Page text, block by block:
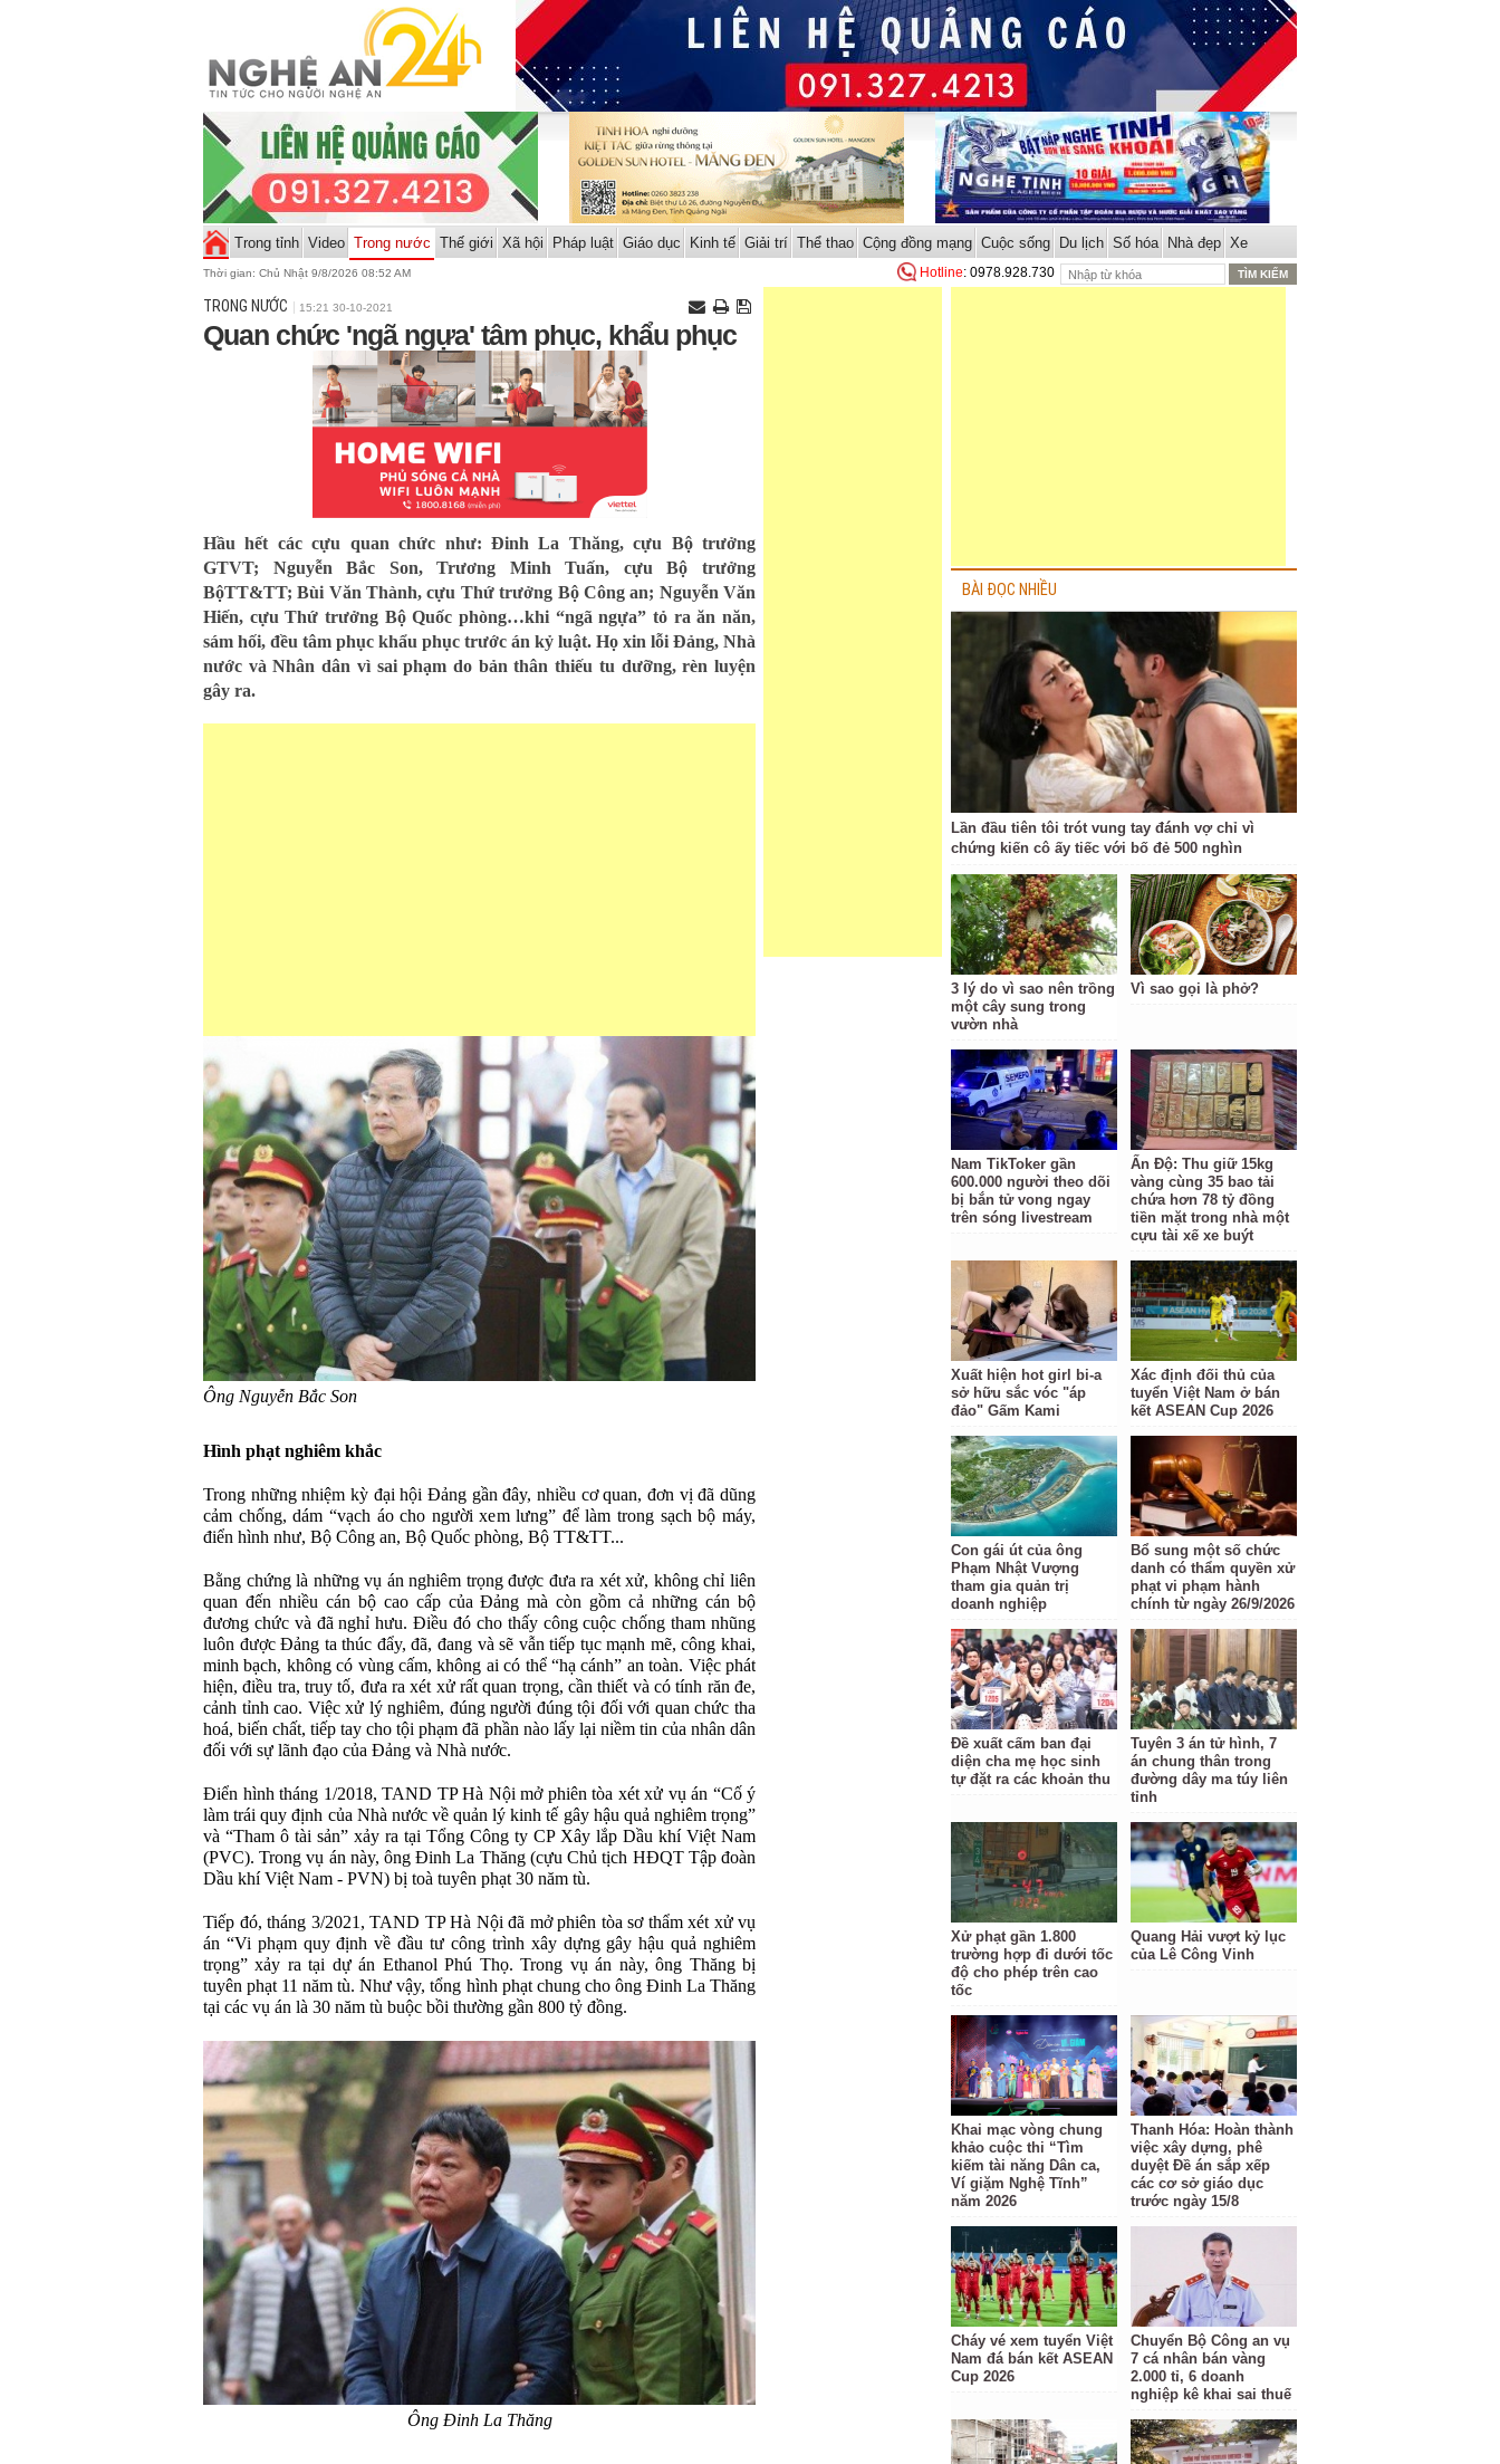
Trong tỉnh Video Trong nước Thế giới Xã hội Pháp luật Giáo dục Kinh tế Giải trí Thể thao Cộng đồng mạng Cuộc sống Du lịch Số hóa Nhà đẹp Xe
Thời gian: Chủ Nhật 9/8/2026 08:52 AM Hotline: 0978.928.730
TRONG NƯỚC 15:21 30-10-2021
Quan chức 'ngã ngựa' tâm phục, khẩu phục
Hầu hết các cựu quan chức như: Đinh La Thăng, cựu Bộ trưởng
GTVT; Nguyễn Bắc Son, Trương Minh Tuấn, cựu Bộ trưởng
BộTT&TT; Bùi Văn Thành, cựu Thứ trưởng Bộ Công an; Nguyễn Văn
Hiến, cựu Thứ trưởng Bộ Quốc phòng…khi “ngã ngựa” tỏ ra ăn năn,
sám hối, đều tâm phục khẩu phục trước án kỷ luật. Họ xin lỗi Đảng, Nhà
nước và Nhân dân vì sai phạm do bản thân thiếu tu dưỡng, rèn luyện
gây ra.
Ông Nguyễn Bắc Son
Hình phạt nghiêm khắc
Trong những nhiệm kỳ đại hội Đảng gần đây, nhiều cơ quan, đơn vị đã dũng
cảm chống, dám “vạch áo cho người xem lưng” để làm trong sạch bộ máy,
điển hình như, Bộ Công an, Bộ Quốc phòng, Bộ TT&TT...
Bằng chứng là những vụ án nghiêm trọng được đưa ra xét xử, không chỉ liên
quan đến nhiều cán bộ cao cấp của Đảng mà còn gồm cả những cán bộ
đương chức và đã nghỉ hưu. Điều đó cho thấy công cuộc chống tham nhũng
luôn được Đảng ta thúc đẩy, đã, đang và sẽ vẫn tiếp tục mạnh mẽ, công khai,
minh bạch, không có vùng cấm, không ai có thể “hạ cánh” an toàn. Việc phát
hiện, điều tra, truy tố, đưa ra xét xử rất quan trọng, cần thiết và có tính răn đe,
cảnh tỉnh cao. Việc xử lý nghiêm, đúng người đúng tội đối với quan chức tha
hoá, biến chất, tiếp tay cho tội phạm đã phần nào lấy lại niềm tin của nhân dân
đối với sự lãnh đạo của Đảng và Nhà nước.
Điển hình tháng 1/2018, TAND TP Hà Nội mở phiên tòa xét xử vụ án “Cố ý
làm trái quy định của Nhà nước về quản lý kinh tế gây hậu quả nghiêm trọng”
và “Tham ô tài sản” xảy ra tại Tổng Công ty CP Xây lắp Dầu khí Việt Nam
(PVC). Trong vụ án này, ông Đinh La Thăng (cựu Chủ tịch HĐQT Tập đoàn
Dầu khí Việt Nam - PVN) bị toà tuyên phạt 30 năm tù.
Tiếp đó, tháng 3/2021, TAND TP Hà Nội đã mở phiên tòa sơ thẩm xét xử vụ
án “Vi phạm quy định về đầu tư công trình xây dựng gây hậu quả nghiêm
trọng” xảy ra tại dự án Ethanol Phú Thọ. Trong vụ án này, ông Thăng bị
tuyên phạt 11 năm tù. Như vậy, tổng hình phạt chung cho ông Đinh La Thăng
tại các vụ án là 30 năm tù buộc bồi thường gần 800 tỷ đồng.
Ông Đinh La Thăng
BÀI ĐỌC NHIỀU
Lần đầu tiên tôi trót vung tay đánh vợ chỉ vì
chứng kiến cô ấy tiếc với bố đẻ 500 nghìn
3 lý do vì sao nên trồng
một cây sung trong
vườn nhà
Vì sao gọi là phở?
Nam TikToker gần
600.000 người theo dõi
bị bắn tử vong ngay
trên sóng livestream
Ấn Độ: Thu giữ 15kg
vàng cùng 35 bao tải
chứa hơn 78 tỷ đồng
tiền mặt trong nhà một
cựu tài xế xe buýt
Xuất hiện hot girl bi-a
sở hữu sắc vóc "áp
đảo" Gấm Kami
Xác định đối thủ của
tuyển Việt Nam ở bán
kết ASEAN Cup 2026
Con gái út của ông
Phạm Nhật Vượng
tham gia quản trị
doanh nghiệp
Bổ sung một số chức
danh có thẩm quyền xử
phạt vi phạm hành
chính từ ngày 26/9/2026
Đề xuất cấm ban đại
diện cha mẹ học sinh
tự đặt ra các khoản thu
Tuyên 3 án tử hình, 7
án chung thân trong
đường dây ma túy liên
tỉnh
Xử phạt gần 1.800
trường hợp đi dưới tốc
độ cho phép trên cao
tốc
Quang Hải vượt kỷ lục
của Lê Công Vinh
Khai mạc vòng chung
khảo cuộc thi “Tìm
kiếm tài năng Dân ca,
Ví giặm Nghệ Tĩnh”
năm 2026
Thanh Hóa: Hoàn thành
việc xây dựng, phê
duyệt Đề án sắp xếp
các cơ sở giáo dục
trước ngày 15/8
Cháy vé xem tuyển Việt
Nam đá bán kết ASEAN
Cup 2026
Chuyển Bộ Công an vụ
7 cá nhân bán vàng
2.000 tỉ, 6 doanh
nghiệp kê khai sai thuế